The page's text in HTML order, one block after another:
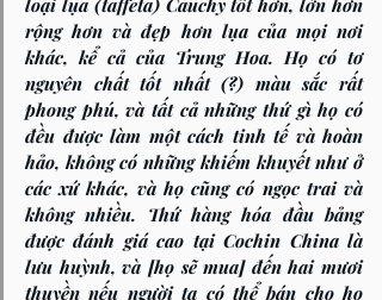
loại lụa (taffeta) Cauchy tốt hơn, lớn hơn
rộng hơn và đẹp hơn lụa của mọi nơi
khác, kể cả của Trung Hoa. Họ có tơ
nguyên chất tốt nhất (?) màu sắc rất
phong phú, và tất cả những thứ gì họ có
đều được làm một cách tinh tế và hoàn
hảo, không có những khiếm khuyết như ở
các xứ khác, và họ cũng có ngọc trai và
không nhiều. Thứ hàng hóa đầu bảng
được đánh giá cao tại Cochin China là
lưu huỳnh, và [họ sẽ mua] đến hai mươi
thuyền nếu người ta có thể bán cho họ